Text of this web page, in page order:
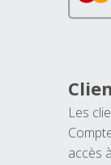
Les
accès